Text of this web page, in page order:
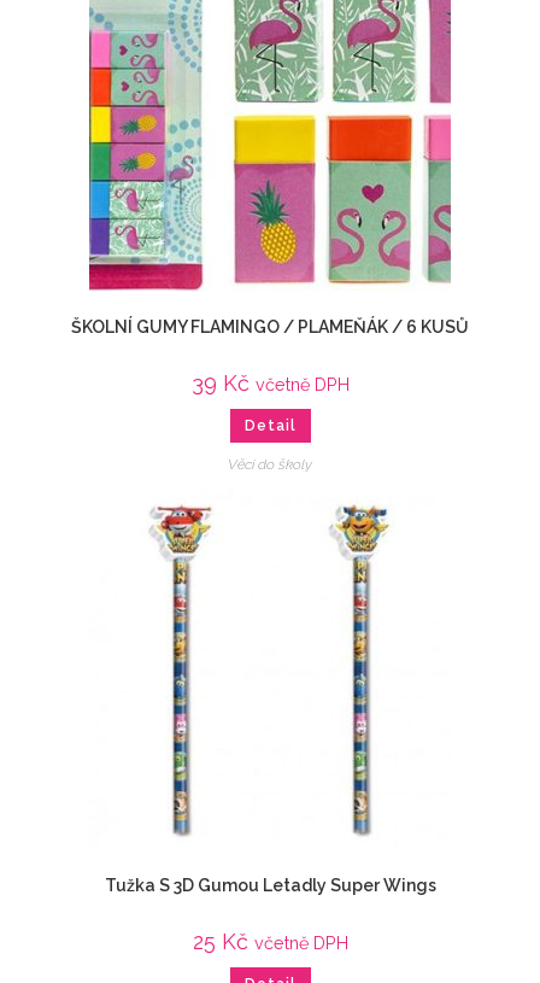
ŠKOLNÍ GUMY FLAMINGO / PLAMEŇÁK / 6 KUSŮ
39 Kč včetně DPH
Detail
Věci do školy
Tužka S 3D Gumou Letadly Super Wings
25 Kč včetně DPH